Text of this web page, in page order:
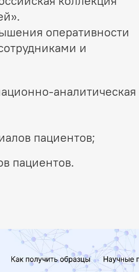
оперативности
и
аналитическая
пациентов;
пациентов.